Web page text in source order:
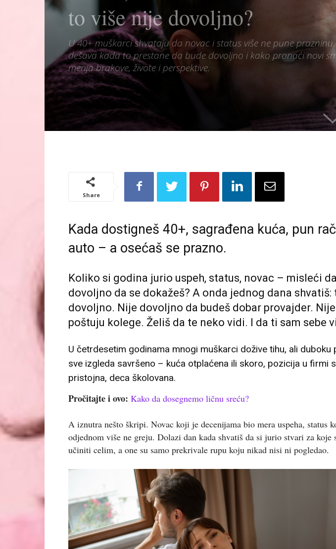
to više nije dovoljno?
U 40+ muškarci shvataju da novac i status više ne pune
dešava kada to prestane da bude dovoljno i kako pronaći novi
menja brakove, živote i perspektive.
Share
Kada dostigneš 40+, sagrađena kuća, pun
auto – a osećaš se prazno.
Koliko si godina jurio uspeh, status, novac – misleći
dovoljno da se dokažeš? A onda jednog dana shvatiš:
dovoljno. Nije dovoljno da budeš dobar provajder.
poštuju kolege. Želiš da te neko vidi. I da ti sam sebe
U četrdesetim godinama mnogi muškarci dožive tihu, ali duboku
sve izgleda savršeno – kuća otplaćena ili skoro, pozicija u firmi
pristojna, deca školovana.
Pročitajte i ovo: Kako da dosegnemo ličnu sreću?
A iznutra nešto škripi. Novac koji je decenijama bio mera uspeha, status
odjednom više ne greju. Dolazi dan kada shvatiš da si jurio stvari za koje
učiniti celim, a one su samo prekrivale rupu koju nikad nisi ni pogledao.